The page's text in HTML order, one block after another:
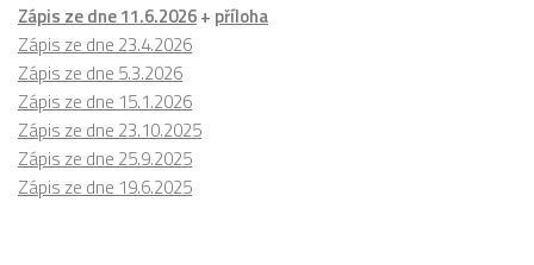
Zápis ze dne 11.6.2026+ příloha
Zápis ze dne 23.4.2026
Zápis ze dne 5.3.2026
Zápis ze dne 15.1.2026
Zápis ze dne 23.10.2025
Zápis ze dne 25.9.2025
Zápis ze dne 19.6.2025